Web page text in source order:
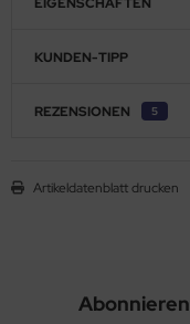
EIGENSCHAFTEN
KUNDEN-TIPP
REZENSIONEN 5
Artikeldatenblatt drucken